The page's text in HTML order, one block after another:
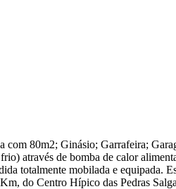
80m2; Ginásio; Garrafeira;
através de bomba de calor
totalmente mobilada e equipada.
do Centro Hípico das Pedras